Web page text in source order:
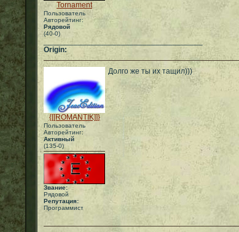
Tornament
Пользователь
Авторейтинг:
Рядовой
(40-0)
_____________________________________
Origin:
{[[ROMANTIK]]}
Пользователь
Авторейтинг:
Активный
(135-0)
Звание:
Рядовой
Репутация:
Программист
Долго же ты их тащил)))